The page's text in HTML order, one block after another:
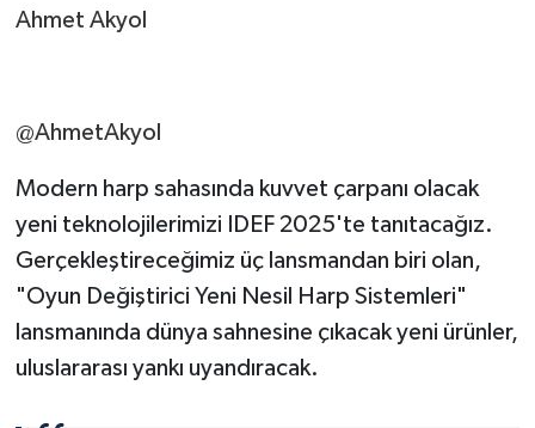
Ahmet Akyol
@AhmetAkyol
Modern harp sahasında kuvvet çarpanı olacak
yeni teknolojilerimizi IDEF 2025'te tanıtacağız.
Gerçekleştireceğimiz üç lansmandan biri olan,
"Oyun Değiştirici Yeni Nesil Harp Sistemleri"
lansmanında dünya sahnesine çıkacak yeni ürünler,
uluslararası yankı uyandıracak.